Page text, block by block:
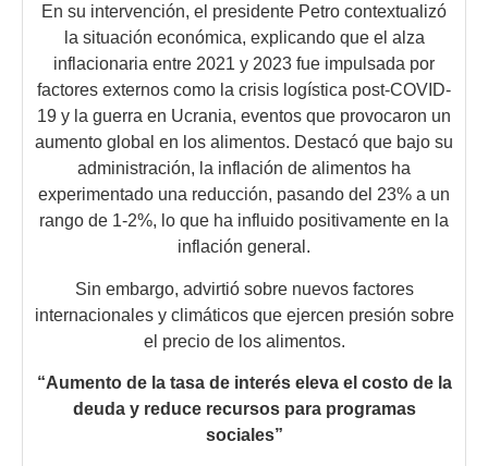
En su intervención, el presidente Petro contextualizó
la situación económica, explicando que el alza
inflacionaria entre 2021 y 2023 fue impulsada por
factores externos como la crisis logística post-COVID-
19 y la guerra en Ucrania, eventos que provocaron un
aumento global en los alimentos. Destacó que bajo su
administración, la inflación de alimentos ha
experimentado una reducción, pasando del 23% a un
rango de 1-2%, lo que ha influido positivamente en la
inflación general.
Sin embargo, advirtió sobre nuevos factores
internacionales y climáticos que ejercen presión sobre
el precio de los alimentos.
“Aumento de la tasa de interés eleva el costo de la
deuda y reduce recursos para programas
sociales”